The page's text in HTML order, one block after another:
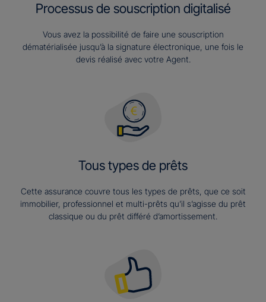
Processus de souscription digitalisé
Vous avez la possibilité de faire une souscription
dématérialisée jusqu’à la signature électronique, une fois le
devis réalisé avec votre Agent.
Tous types de prêts
Cette assurance couvre tous les types de prêts, que ce soit
immobilier, professionnel et multi-prêts qu’il s’agisse du prêt
classique ou du prêt différé d’amortissement.